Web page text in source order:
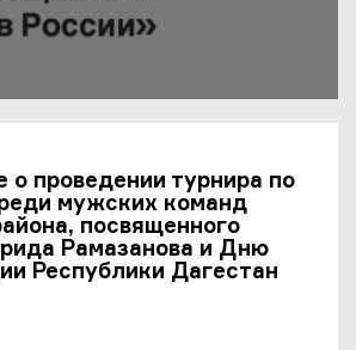
о проведении турнира по
мужских команд
посвященного
Рамазанова и Дню
Республики Дагестан